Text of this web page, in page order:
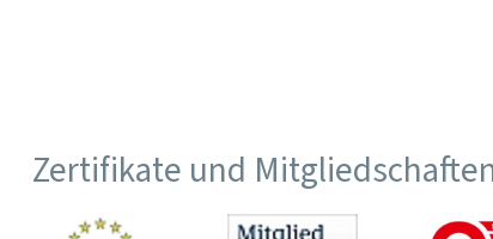
Zertifikate und